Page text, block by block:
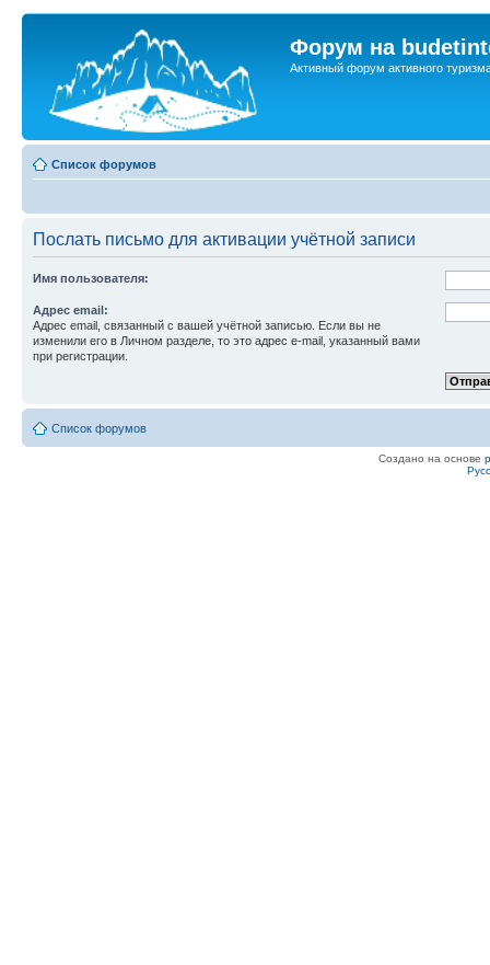
Форум на
Активный форум активного
Список форумов
Послать письмо для активации учётной записи
Имя пользователя:
Адрес email:
Адрес email, связанный с вашей учётной записью. Если вы не
изменили его в Личном разделе, то это адрес e-mail, указанный вами
при регистрации.
Список форумов
Создано на основе